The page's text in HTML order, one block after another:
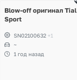
Blow-off оригинал Tial
Sport
SN02100632 +1
~
1 год назад